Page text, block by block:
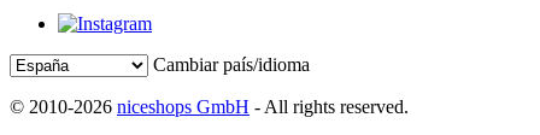
Cambiar país/idioma
© 2010-2026 niceshops GmbH - All rights reserved.